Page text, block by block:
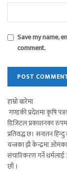
Save my name,
comment.
हाम्रो बारेमा
गण्डकी प्रदेशमा कृषि
डिजिटल प्रकाशनका
प्रतिवद्ध छ। सनातन
यन्त्रका झै केन्द्रमा
संचारिकरण गर्ने धर्मलाई
छौं ।